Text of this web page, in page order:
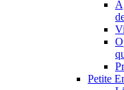
Petite